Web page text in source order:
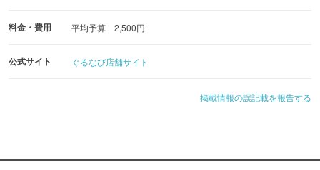
料金・費用 平均予算 2,500円
公式サイト ぐるなび店舗サイト
掲載情報の誤記載を報告する